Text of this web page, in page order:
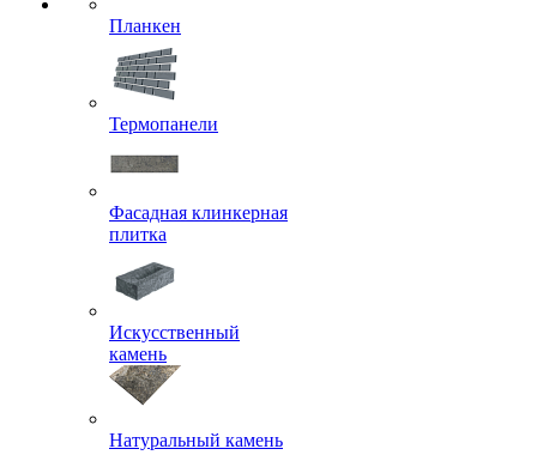
Планкен
Термопанели
Фасадная клинкерная
плитка
Искусственный
камень
Натуральный камень